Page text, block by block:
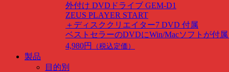
外付け DVDドライブ GEM-D1
ZEUS PLAYER START
＋ディスククリエイター7 DVD 付属
ベストセラーのDVDにWin/Macソフトが付
4,980円
（税込定価）
製品
目的別